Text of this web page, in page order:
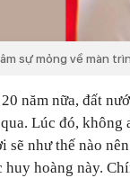
sự mỏng về màn
20 năm nữa, đất
Lúc đó, không
sẽ như thế nào
huy hoàng này.